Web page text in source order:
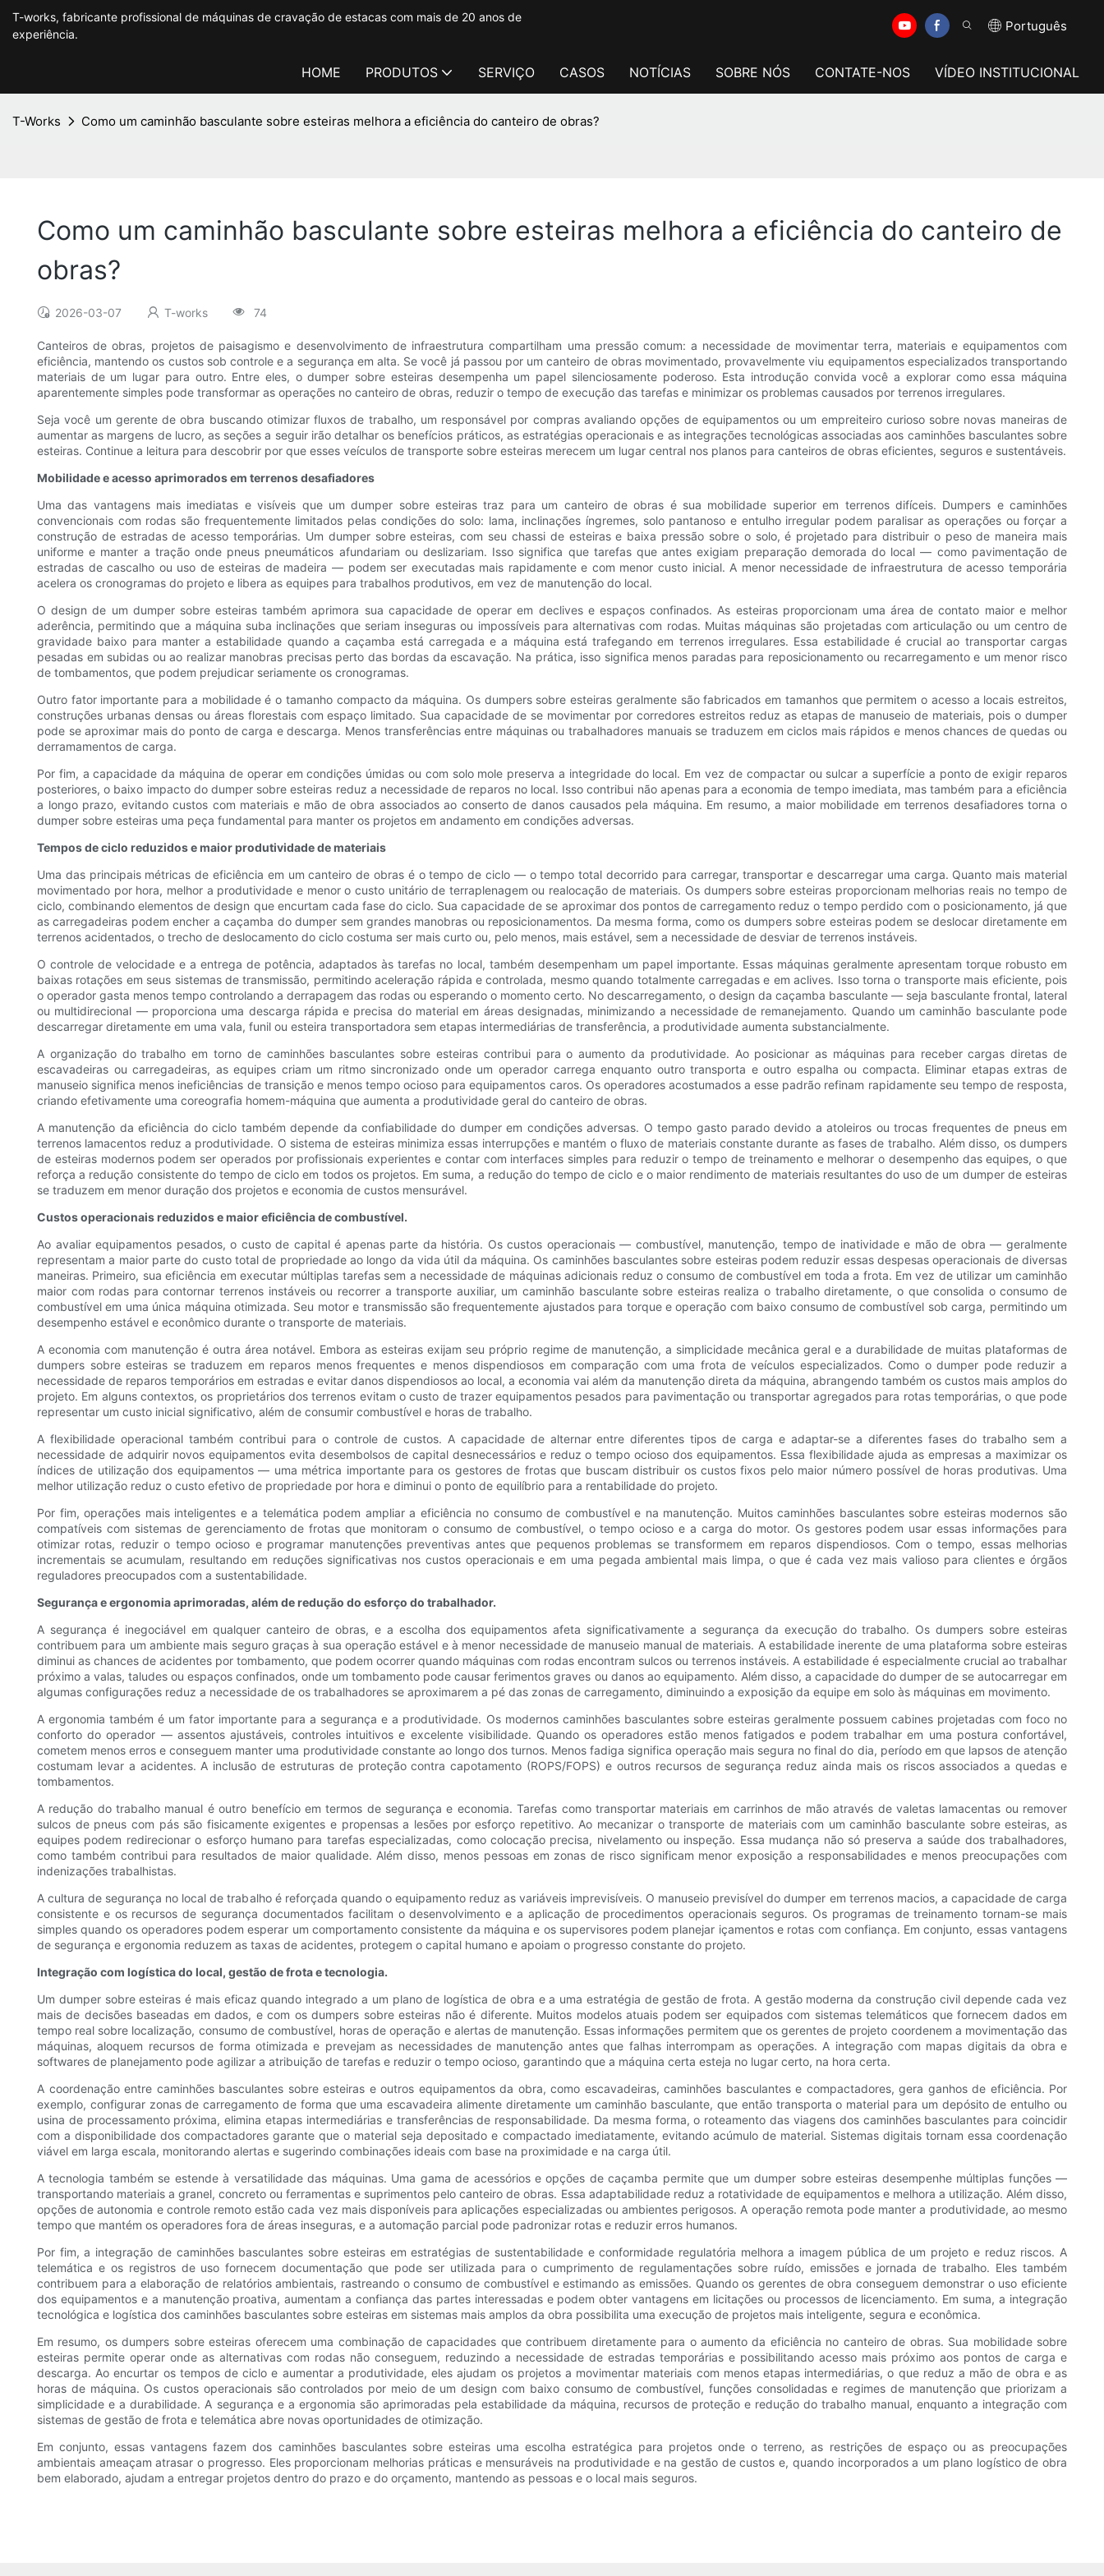
T-works, fabricante profissional de máquinas de cravação de estacas com mais de 20 anos de
experiência.
Português
HOME PRODUTOS SERVIÇO CASOS NOTÍCIAS SOBRE NÓS CONTATE-NOS VÍDEO INSTITUCIONAL
T-Works Como um caminhão basculante sobre esteiras melhora a eficiência do canteiro de obras?
Como um caminhão basculante sobre esteiras melhora a eficiência do canteiro de
obras?
2026-03-07 T-works 74
Canteiros de obras, projetos de paisagismo e desenvolvimento de infraestrutura compartilham uma pressão comum: a necessidade de movimentar terra, materiais e equipamentos com
eficiência, mantendo os custos sob controle e a segurança em alta. Se você já passou por um canteiro de obras movimentado, provavelmente viu equipamentos especializados transportando
materiais de um lugar para outro. Entre eles, o dumper sobre esteiras desempenha um papel silenciosamente poderoso. Esta introdução convida você a explorar como essa máquina
aparentemente simples pode transformar as operações no canteiro de obras, reduzir o tempo de execução das tarefas e minimizar os problemas causados ​​por terrenos irregulares.
Seja você um gerente de obra buscando otimizar fluxos de trabalho, um responsável por compras avaliando opções de equipamentos ou um empreiteiro curioso sobre novas maneiras de
aumentar as margens de lucro, as seções a seguir irão detalhar os benefícios práticos, as estratégias operacionais e as integrações tecnológicas associadas aos caminhões basculantes sobre
esteiras. Continue a leitura para descobrir por que esses veículos de transporte sobre esteiras merecem um lugar central nos planos para canteiros de obras eficientes, seguros e sustentáveis.
Mobilidade e acesso aprimorados em terrenos desafiadores
Uma das vantagens mais imediatas e visíveis que um dumper sobre esteiras traz para um canteiro de obras é sua mobilidade superior em terrenos difíceis. Dumpers e caminhões
convencionais com rodas são frequentemente limitados pelas condições do solo: lama, inclinações íngremes, solo pantanoso e entulho irregular podem paralisar as operações ou forçar a
construção de estradas de acesso temporárias. Um dumper sobre esteiras, com seu chassi de esteiras e baixa pressão sobre o solo, é projetado para distribuir o peso de maneira mais
uniforme e manter a tração onde pneus pneumáticos afundariam ou deslizariam. Isso significa que tarefas que antes exigiam preparação demorada do local — como pavimentação de
estradas de cascalho ou uso de esteiras de madeira — podem ser executadas mais rapidamente e com menor custo inicial. A menor necessidade de infraestrutura de acesso temporária
acelera os cronogramas do projeto e libera as equipes para trabalhos produtivos, em vez de manutenção do local.
O design de um dumper sobre esteiras também aprimora sua capacidade de operar em declives e espaços confinados. As esteiras proporcionam uma área de contato maior e melhor
aderência, permitindo que a máquina suba inclinações que seriam inseguras ou impossíveis para alternativas com rodas. Muitas máquinas são projetadas com articulação ou um centro de
gravidade baixo para manter a estabilidade quando a caçamba está carregada e a máquina está trafegando em terrenos irregulares. Essa estabilidade é crucial ao transportar cargas
pesadas em subidas ou ao realizar manobras precisas perto das bordas da escavação. Na prática, isso significa menos paradas para reposicionamento ou recarregamento e um menor risco
de tombamentos, que podem prejudicar seriamente os cronogramas.
Outro fator importante para a mobilidade é o tamanho compacto da máquina. Os dumpers sobre esteiras geralmente são fabricados em tamanhos que permitem o acesso a locais estreitos,
construções urbanas densas ou áreas florestais com espaço limitado. Sua capacidade de se movimentar por corredores estreitos reduz as etapas de manuseio de materiais, pois o dumper
pode se aproximar mais do ponto de carga e descarga. Menos transferências entre máquinas ou trabalhadores manuais se traduzem em ciclos mais rápidos e menos chances de quedas ou
derramamentos de carga.
Por fim, a capacidade da máquina de operar em condições úmidas ou com solo mole preserva a integridade do local. Em vez de compactar ou sulcar a superfície a ponto de exigir reparos
posteriores, o baixo impacto do dumper sobre esteiras reduz a necessidade de reparos no local. Isso contribui não apenas para a economia de tempo imediata, mas também para a eficiência
a longo prazo, evitando custos com materiais e mão de obra associados ao conserto de danos causados ​​pela máquina. Em resumo, a maior mobilidade em terrenos desafiadores torna o
dumper sobre esteiras uma peça fundamental para manter os projetos em andamento em condições adversas.
Tempos de ciclo reduzidos e maior produtividade de materiais
Uma das principais métricas de eficiência em um canteiro de obras é o tempo de ciclo — o tempo total decorrido para carregar, transportar e descarregar uma carga. Quanto mais material
movimentado por hora, melhor a produtividade e menor o custo unitário de terraplenagem ou realocação de materiais. Os dumpers sobre esteiras proporcionam melhorias reais no tempo de
ciclo, combinando elementos de design que encurtam cada fase do ciclo. Sua capacidade de se aproximar dos pontos de carregamento reduz o tempo perdido com o posicionamento, já que
as carregadeiras podem encher a caçamba do dumper sem grandes manobras ou reposicionamentos. Da mesma forma, como os dumpers sobre esteiras podem se deslocar diretamente em
terrenos acidentados, o trecho de deslocamento do ciclo costuma ser mais curto ou, pelo menos, mais estável, sem a necessidade de desviar de terrenos instáveis.
O controle de velocidade e a entrega de potência, adaptados às tarefas no local, também desempenham um papel importante. Essas máquinas geralmente apresentam torque robusto em
baixas rotações em seus sistemas de transmissão, permitindo aceleração rápida e controlada, mesmo quando totalmente carregadas e em aclives. Isso torna o transporte mais eficiente, pois
o operador gasta menos tempo controlando a derrapagem das rodas ou esperando o momento certo. No descarregamento, o design da caçamba basculante — seja basculante frontal, lateral
ou multidirecional — proporciona uma descarga rápida e precisa do material em áreas designadas, minimizando a necessidade de remanejamento. Quando um caminhão basculante pode
descarregar diretamente em uma vala, funil ou esteira transportadora sem etapas intermediárias de transferência, a produtividade aumenta substancialmente.
A organização do trabalho em torno de caminhões basculantes sobre esteiras contribui para o aumento da produtividade. Ao posicionar as máquinas para receber cargas diretas de
escavadeiras ou carregadeiras, as equipes criam um ritmo sincronizado onde um operador carrega enquanto outro transporta e outro espalha ou compacta. Eliminar etapas extras de
manuseio significa menos ineficiências de transição e menos tempo ocioso para equipamentos caros. Os operadores acostumados a esse padrão refinam rapidamente seu tempo de resposta,
criando efetivamente uma coreografia homem-máquina que aumenta a produtividade geral do canteiro de obras.
A manutenção da eficiência do ciclo também depende da confiabilidade do dumper em condições adversas. O tempo gasto parado devido a atoleiros ou trocas frequentes de pneus em
terrenos lamacentos reduz a produtividade. O sistema de esteiras minimiza essas interrupções e mantém o fluxo de materiais constante durante as fases de trabalho. Além disso, os dumpers
de esteiras modernos podem ser operados por profissionais experientes e contar com interfaces simples para reduzir o tempo de treinamento e melhorar o desempenho das equipes, o que
reforça a redução consistente do tempo de ciclo em todos os projetos. Em suma, a redução do tempo de ciclo e o maior rendimento de materiais resultantes do uso de um dumper de esteiras
se traduzem em menor duração dos projetos e economia de custos mensurável.
Custos operacionais reduzidos e maior eficiência de combustível.
Ao avaliar equipamentos pesados, o custo de capital é apenas parte da história. Os custos operacionais — combustível, manutenção, tempo de inatividade e mão de obra — geralmente
representam a maior parte do custo total de propriedade ao longo da vida útil da máquina. Os caminhões basculantes sobre esteiras podem reduzir essas despesas operacionais de diversas
maneiras. Primeiro, sua eficiência em executar múltiplas tarefas sem a necessidade de máquinas adicionais reduz o consumo de combustível em toda a frota. Em vez de utilizar um caminhão
maior com rodas para contornar terrenos instáveis ​​ou recorrer a transporte auxiliar, um caminhão basculante sobre esteiras realiza o trabalho diretamente, o que consolida o consumo de
combustível em uma única máquina otimizada. Seu motor e transmissão são frequentemente ajustados para torque e operação com baixo consumo de combustível sob carga, permitindo um
desempenho estável e econômico durante o transporte de materiais.
A economia com manutenção é outra área notável. Embora as esteiras exijam seu próprio regime de manutenção, a simplicidade mecânica geral e a durabilidade de muitas plataformas de
dumpers sobre esteiras se traduzem em reparos menos frequentes e menos dispendiosos em comparação com uma frota de veículos especializados. Como o dumper pode reduzir a
necessidade de reparos temporários em estradas e evitar danos dispendiosos ao local, a economia vai além da manutenção direta da máquina, abrangendo também os custos mais amplos do
projeto. Em alguns contextos, os proprietários dos terrenos evitam o custo de trazer equipamentos pesados ​​para pavimentação ou transportar agregados para rotas temporárias, o que pode
representar um custo inicial significativo, além de consumir combustível e horas de trabalho.
A flexibilidade operacional também contribui para o controle de custos. A capacidade de alternar entre diferentes tipos de carga e adaptar-se a diferentes fases do trabalho sem a
necessidade de adquirir novos equipamentos evita desembolsos de capital desnecessários e reduz o tempo ocioso dos equipamentos. Essa flexibilidade ajuda as empresas a maximizar os
índices de utilização dos equipamentos — uma métrica importante para os gestores de frotas que buscam distribuir os custos fixos pelo maior número possível de horas produtivas. Uma
melhor utilização reduz o custo efetivo de propriedade por hora e diminui o ponto de equilíbrio para a rentabilidade do projeto.
Por fim, operações mais inteligentes e a telemática podem ampliar a eficiência no consumo de combustível e na manutenção. Muitos caminhões basculantes sobre esteiras modernos são
compatíveis com sistemas de gerenciamento de frotas que monitoram o consumo de combustível, o tempo ocioso e a carga do motor. Os gestores podem usar essas informações para
otimizar rotas, reduzir o tempo ocioso e programar manutenções preventivas antes que pequenos problemas se transformem em reparos dispendiosos. Com o tempo, essas melhorias
incrementais se acumulam, resultando em reduções significativas nos custos operacionais e em uma pegada ambiental mais limpa, o que é cada vez mais valioso para clientes e órgãos
reguladores preocupados com a sustentabilidade.
Segurança e ergonomia aprimoradas, além de redução do esforço do trabalhador.
A segurança é inegociável em qualquer canteiro de obras, e a escolha dos equipamentos afeta significativamente a segurança da execução do trabalho. Os dumpers sobre esteiras
contribuem para um ambiente mais seguro graças à sua operação estável e à menor necessidade de manuseio manual de materiais. A estabilidade inerente de uma plataforma sobre esteiras
diminui as chances de acidentes por tombamento, que podem ocorrer quando máquinas com rodas encontram sulcos ou terrenos instáveis. A estabilidade é especialmente crucial ao trabalhar
próximo a valas, taludes ou espaços confinados, onde um tombamento pode causar ferimentos graves ou danos ao equipamento. Além disso, a capacidade do dumper de se autocarregar em
algumas configurações reduz a necessidade de os trabalhadores se aproximarem a pé das zonas de carregamento, diminuindo a exposição da equipe em solo às máquinas em movimento.
A ergonomia também é um fator importante para a segurança e a produtividade. Os modernos caminhões basculantes sobre esteiras geralmente possuem cabines projetadas com foco no
conforto do operador — assentos ajustáveis, controles intuitivos e excelente visibilidade. Quando os operadores estão menos fatigados e podem trabalhar em uma postura confortável,
cometem menos erros e conseguem manter uma produtividade constante ao longo dos turnos. Menos fadiga significa operação mais segura no final do dia, período em que lapsos de atenção
costumam levar a acidentes. A inclusão de estruturas de proteção contra capotamento (ROPS/FOPS) e outros recursos de segurança reduz ainda mais os riscos associados a quedas e
tombamentos.
A redução do trabalho manual é outro benefício em termos de segurança e economia. Tarefas como transportar materiais em carrinhos de mão através de valetas lamacentas ou remover
sulcos de pneus com pás são fisicamente exigentes e propensas a lesões por esforço repetitivo. Ao mecanizar o transporte de materiais com um caminhão basculante sobre esteiras, as
equipes podem redirecionar o esforço humano para tarefas especializadas, como colocação precisa, nivelamento ou inspeção. Essa mudança não só preserva a saúde dos trabalhadores,
como também contribui para resultados de maior qualidade. Além disso, menos pessoas em zonas de risco significam menor exposição a responsabilidades e menos preocupações com
indenizações trabalhistas.
A cultura de segurança no local de trabalho é reforçada quando o equipamento reduz as variáveis ​​imprevisíveis. O manuseio previsível do dumper em terrenos macios, a capacidade de carga
consistente e os recursos de segurança documentados facilitam o desenvolvimento e a aplicação de procedimentos operacionais seguros. Os programas de treinamento tornam-se mais
simples quando os operadores podem esperar um comportamento consistente da máquina e os supervisores podem planejar içamentos e rotas com confiança. Em conjunto, essas vantagens
de segurança e ergonomia reduzem as taxas de acidentes, protegem o capital humano e apoiam o progresso constante do projeto.
Integração com logística do local, gestão de frota e tecnologia.
Um dumper sobre esteiras é mais eficaz quando integrado a um plano de logística de obra e a uma estratégia de gestão de frota. A gestão moderna da construção civil depende cada vez
mais de decisões baseadas em dados, e com os dumpers sobre esteiras não é diferente. Muitos modelos atuais podem ser equipados com sistemas telemáticos que fornecem dados em
tempo real sobre localização, consumo de combustível, horas de operação e alertas de manutenção. Essas informações permitem que os gerentes de projeto coordenem a movimentação das
máquinas, aloquem recursos de forma otimizada e prevejam as necessidades de manutenção antes que falhas interrompam as operações. A integração com mapas digitais da obra e
softwares de planejamento pode agilizar a atribuição de tarefas e reduzir o tempo ocioso, garantindo que a máquina certa esteja no lugar certo, na hora certa.
A coordenação entre caminhões basculantes sobre esteiras e outros equipamentos da obra, como escavadeiras, caminhões basculantes e compactadores, gera ganhos de eficiência. Por
exemplo, configurar zonas de carregamento de forma que uma escavadeira alimente diretamente um caminhão basculante, que então transporta o material para um depósito de entulho ou
usina de processamento próxima, elimina etapas intermediárias e transferências de responsabilidade. Da mesma forma, o roteamento das viagens dos caminhões basculantes para coincidir
com a disponibilidade dos compactadores garante que o material seja depositado e compactado imediatamente, evitando acúmulo de material. Sistemas digitais tornam essa coordenação
viável em larga escala, monitorando alertas e sugerindo combinações ideais com base na proximidade e na carga útil.
A tecnologia também se estende à versatilidade das máquinas. Uma gama de acessórios e opções de caçamba permite que um dumper sobre esteiras desempenhe múltiplas funções —
transportando materiais a granel, concreto ou ferramentas e suprimentos pelo canteiro de obras. Essa adaptabilidade reduz a rotatividade de equipamentos e melhora a utilização. Além disso,
opções de autonomia e controle remoto estão cada vez mais disponíveis para aplicações especializadas ou ambientes perigosos. A operação remota pode manter a produtividade, ao mesmo
tempo que mantém os operadores fora de áreas inseguras, e a automação parcial pode padronizar rotas e reduzir erros humanos.
Por fim, a integração de caminhões basculantes sobre esteiras em estratégias de sustentabilidade e conformidade regulatória melhora a imagem pública de um projeto e reduz riscos. A
telemática e os registros de uso fornecem documentação que pode ser utilizada para o cumprimento de regulamentações sobre ruído, emissões e jornada de trabalho. Eles também
contribuem para a elaboração de relatórios ambientais, rastreando o consumo de combustível e estimando as emissões. Quando os gerentes de obra conseguem demonstrar o uso eficiente
dos equipamentos e a manutenção proativa, aumentam a confiança das partes interessadas e podem obter vantagens em licitações ou processos de licenciamento. Em suma, a integração
tecnológica e logística dos caminhões basculantes sobre esteiras em sistemas mais amplos da obra possibilita uma execução de projetos mais inteligente, segura e econômica.
Em resumo, os dumpers sobre esteiras oferecem uma combinação de capacidades que contribuem diretamente para o aumento da eficiência no canteiro de obras. Sua mobilidade sobre
esteiras permite operar onde as alternativas com rodas não conseguem, reduzindo a necessidade de estradas temporárias e possibilitando acesso mais próximo aos pontos de carga e
descarga. Ao encurtar os tempos de ciclo e aumentar a produtividade, eles ajudam os projetos a movimentar materiais com menos etapas intermediárias, o que reduz a mão de obra e as
horas de máquina. Os custos operacionais são controlados por meio de um design com baixo consumo de combustível, funções consolidadas e regimes de manutenção que priorizam a
simplicidade e a durabilidade. A segurança e a ergonomia são aprimoradas pela estabilidade da máquina, recursos de proteção e redução do trabalho manual, enquanto a integração com
sistemas de gestão de frota e telemática abre novas oportunidades de otimização.
Em conjunto, essas vantagens fazem dos caminhões basculantes sobre esteiras uma escolha estratégica para projetos onde o terreno, as restrições de espaço ou as preocupações
ambientais ameaçam atrasar o progresso. Eles proporcionam melhorias práticas e mensuráveis ​​na produtividade e na gestão de custos e, quando incorporados a um plano logístico de obra
bem elaborado, ajudam a entregar projetos dentro do prazo e do orçamento, mantendo as pessoas e o local mais seguros.